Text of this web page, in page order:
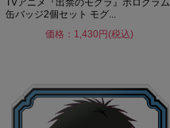
TVアニメ『出禁のモグラ』ホログラム
缶バッジ2個セット モグ...
価格：1,430円(税込)